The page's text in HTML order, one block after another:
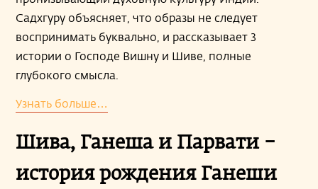
Садхгуру объясняет, что образы не следует
воспринимать буквально, и рассказывает 3
истории о Господе Вишну и Шиве, полные
глубокого смысла.
Узнать больше…
Шива, Ганеша и Парвати –
история рождения Ганеши